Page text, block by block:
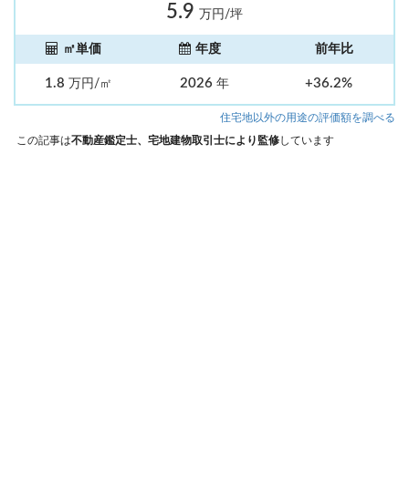
5.9 万円/坪
㎡単価 年度 前年比
1.8 万円/㎡ 2026 年 +36.2%
住宅地以外の用途の評価額を調べる
この記事は不動産鑑定士、宅地建物取引士により監修しています